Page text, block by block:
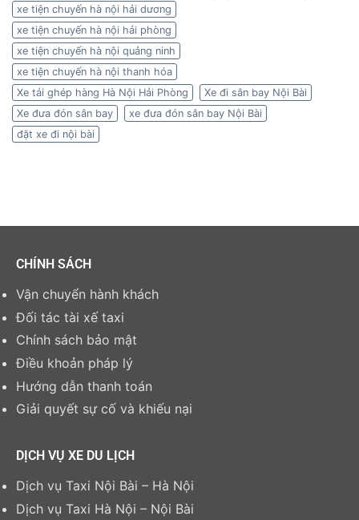
xe tiện chuyến hà nội hải dương
xe tiện chuyến hà nội hải phòng
xe tiện chuyến hà nội quảng ninh
xe tiện chuyến hà nội thanh hóa
Xe tải ghép hàng Hà Nội Hải Phòng
Xe đi sân bay Nội Bài
Xe đưa đón sân bay
xe đưa đón sân bay Nội Bài
đặt xe đi nội bài
CHÍNH SÁCH
Vận chuyển hành khách
Đối tác tài xế taxi
Chính sách bảo mật
Điều khoản pháp lý
Hướng dẫn thanh toán
Giải quyết sự cố và khiếu nại
DỊCH VỤ XE DU LỊCH
Dịch vụ Taxi Nội Bài – Hà Nội
Dịch vụ Taxi Hà Nội – Nội Bài